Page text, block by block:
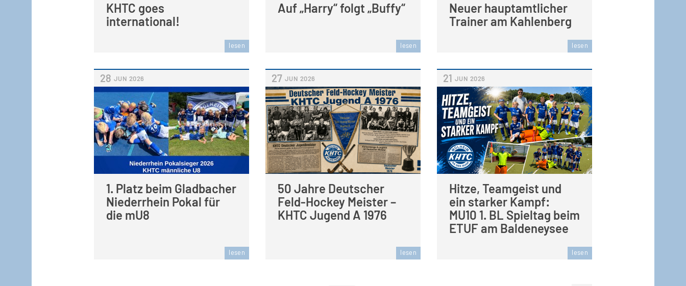
KHTC goes
international!
lesen
Auf „Harry“ folgt „Buffy“
lesen
Neuer hauptamtlicher
Trainer am Kahlenberg
lesen
28 JUN 2026
1. Platz beim Gladbacher
Niederrhein Pokal für
die mU8
lesen
27 JUN 2026
50 Jahre Deutscher
Feld-Hockey Meister –
KHTC Jugend A 1976
lesen
21 JUN 2026
Hitze, Teamgeist und
ein starker Kampf:
MU10 1. BL Spieltag beim
ETUF am Baldeneysee
lesen